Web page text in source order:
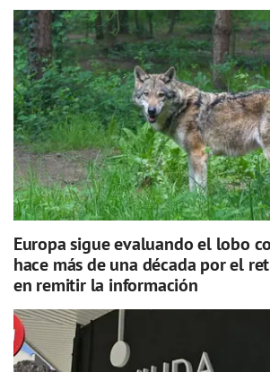
Europa sigue evaluando el lobo
hace más de una década por el
en remitir la información